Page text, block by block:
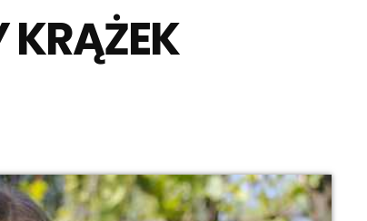
KRĄŻEK